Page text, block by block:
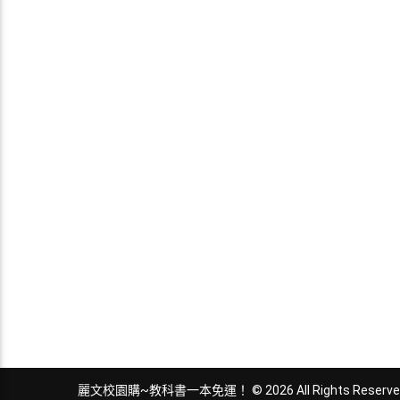
麗文校園購~教科書一本免運！ © 2026 All Rights